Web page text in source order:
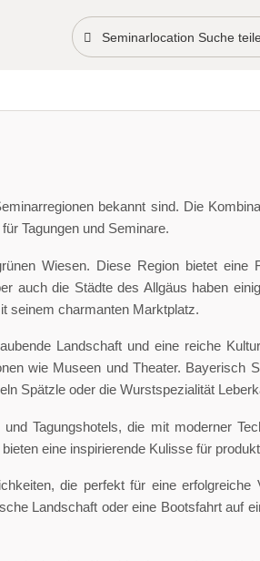
Seminarlocation Suche
bekannt sind. Die
Tagungen und Seminare.
Wiesen. Diese Region bietet eine
auch die Städte des Allgäus haben
seinem charmanten Marktplatz.
Landschaft und eine reiche
wie Museen und Theater. Bayerisch
Spätzle oder die Wurstspezialität
Tagungshotels, die mit moderner
eine inspirierende Kulisse für
die perfekt für eine erfolgreiche
Landschaft oder eine Bootsfahrt auf